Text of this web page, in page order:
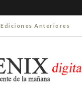
Ediciones Anteriores